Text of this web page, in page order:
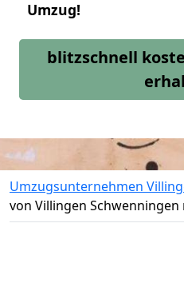
Umzug!
blitzschnell
Umzugsunternehmen
von Villingen